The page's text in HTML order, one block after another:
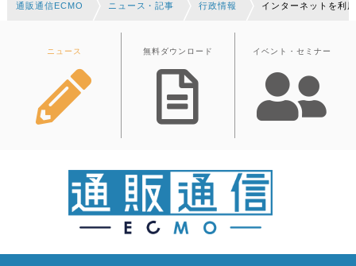
通販通信ECMO ニュース・記事 行政情報 インターネットを利
ニュース 無料ダウンロード イベント・セミナー